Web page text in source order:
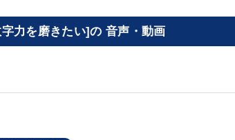
力を磨きたい]の 音声・動画